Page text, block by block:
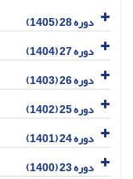
دوره 28 (1405)
دوره 27 (1404)
دوره 26 (1403)
دوره 25 (1402)
دوره 24 (1401)
دوره 23 (1400)